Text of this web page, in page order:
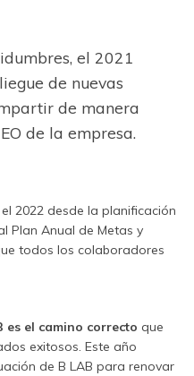
el 2021
de nuevas
de manera
de la empresa.
2022 desde la planificación
Plan Anual de Metas y
todos los colaboradores
es el camino correcto que
exitosos. Este año
de B LAB para renovar